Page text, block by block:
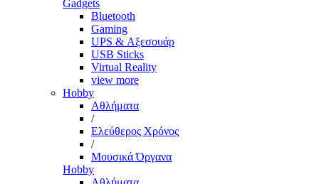
Gadgets
Bluetooth
Gaming
UPS & Αξεσουάρ
USB Sticks
Virtual Reality
view more
Hobby
Αθλήματα
/
Ελεύθερος Χρόνος
/
Μουσικά Όργανα
Hobby